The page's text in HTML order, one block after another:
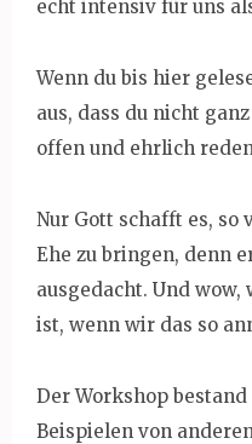
echt intensiv für uns
Wenn du bis hier
aus, dass du nicht
offen und ehrlich
Nur Gott schafft es, so
Ehe zu bringen, denn
ausgedacht. Und wow,
ist, wenn wir das so
Der Workshop
Beispielen von